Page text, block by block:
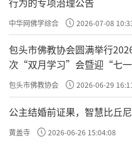
修行了。不可能要求
建社会的思想以适应
以顺应众生。
老师最主要的作
是讲得如何好听。语
不一定真实表达人的
听懂了所表达的意思
中华网佛学综合 2026-07-08
包头市佛教协会圆满举行
次“双月学习”会暨迎“七
爱”主题书画笔会
包头市佛教协会 2026-06-29
公主结婚前证果，智慧比丘
黄盖寺 2026-06-26 15:04:08